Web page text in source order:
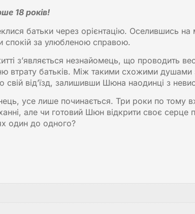
18 років!
батьки через орієнтацію. Оселившись на
спокій за улюбленою справою.
з’являється незнайомець, що проводить
втрату батьків. Між такими схожими
від’їзд, залишивши Шюна наодинці з
усе лише починається. Три роки по тому
але чи готовий Шюн відкрити своє
один до одного?​